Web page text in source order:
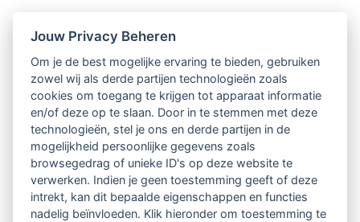
Nieuwsbrief
Ontvang 10 x per jaar de LVSC-
relatienieuwsbrief met o.a.:
vrij toegankelijke TsvB-artikelen
nieuws op het vlak van professioneel
begeleiden
Jouw Privacy Beheren
Om je de best mogelijke ervaring te bieden, gebruiken
zowel wij als derde partijen technologieën zoals
cookies om toegang te krijgen tot apparaat informatie
en/of deze op te slaan. Door in te stemmen met deze
technologieën, stel je ons en derde partijen in de
mogelijkheid persoonlijke gegevens zoals
browsegedrag of unieke ID's op deze website te
verwerken. Indien je geen toestemming geeft of deze
intrekt, kan dit bepaalde eigenschappen en functies
nadelig beïnvloeden. Klik hieronder om toestemming te